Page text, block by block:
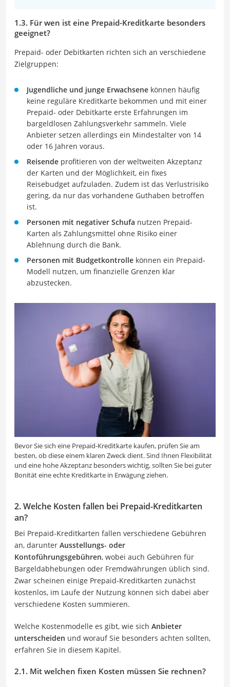
1.3. Für wen ist eine Prepaid-Kreditkarte besonders
geeignet?
Prepaid- oder Debitkarten richten sich an verschiedene
Zielgruppen:
Jugendliche und junge Erwachsene können häufig
keine reguläre Kreditkarte bekommen und mit einer
Prepaid- oder Debitkarte erste Erfahrungen im
bargeldlosen Zahlungsverkehr sammeln. Viele
Anbieter setzen allerdings ein Mindestalter von 14
oder 16 Jahren voraus.
Reisende profitieren von der weltweiten Akzeptanz
der Karten und der Möglichkeit, ein fixes
Reisebudget aufzuladen. Zudem ist das Verlustrisiko
gering, da nur das vorhandene Guthaben betroffen
ist.
Personen mit negativer Schufa nutzen Prepaid-
Karten als Zahlungsmittel ohne Risiko einer
Ablehnung durch die Bank.
Personen mit Budgetkontrolle können ein Prepaid-
Modell nutzen, um finanzielle Grenzen klar
abzustecken.
Bevor Sie sich eine Prepaid-Kreditkarte kaufen, prüfen Sie am
besten, ob diese einem klaren Zweck dient. Sind Ihnen Flexibilität
und eine hohe Akzeptanz besonders wichtig, sollten Sie bei guter
Bonität eine echte Kreditkarte in Erwägung ziehen.
2. Welche Kosten fallen bei Prepaid-Kreditkarten
an?
Bei Prepaid-Kreditkarten fallen verschiedene Gebühren
an, darunter Ausstellungs- oder
Kontoführungsgebühren, wobei auch Gebühren für
Bargeldabhebungen oder Fremdwährungen üblich sind.
Zwar scheinen einige Prepaid-Kreditkarten zunächst
kostenlos, im Laufe der Nutzung können sich dabei aber
verschiedene Kosten summieren.
Welche Kostenmodelle es gibt, wie sich Anbieter
unterscheiden und worauf Sie besonders achten sollten,
erfahren Sie in diesem Kapitel.
2.1. Mit welchen fixen Kosten müssen Sie rechnen?